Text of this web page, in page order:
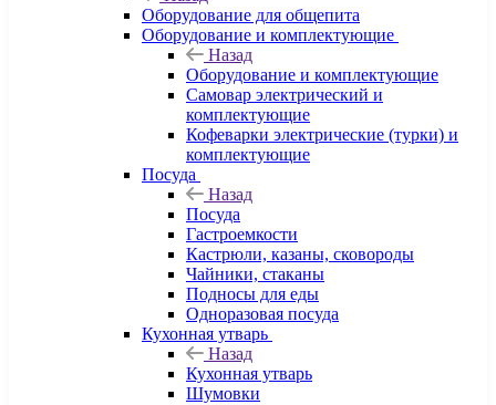
Оборудование для общепита
Оборудование и комплектующие
Назад
Оборудование и комплектующие
Самовар электрический и
комплектующие
Кофеварки электрические (турки) и
комплектующие
Посуда
Назад
Посуда
Гастроемкости
Кастрюли, казаны, сковороды
Чайники, стаканы
Подносы для еды
Одноразовая посуда
Кухонная утварь
Назад
Кухонная утварь
Шумовки